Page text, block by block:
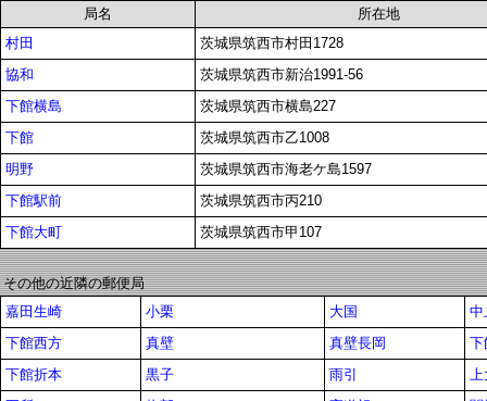
局名
所在地
村田
茨城県筑西市村田1728
協和
茨城県筑西市新治1991-56
下館横島
茨城県筑西市横島227
下館
茨城県筑西市乙1008
明野
茨城県筑西市海老ケ島1597
下館駅前
茨城県筑西市丙210
下館大町
茨城県筑西市甲107
その他の近隣の郵便局
嘉田生崎
小栗 大国
中
下館西方
真壁 真壁長岡
下
下館折本
黒子 雨引
上